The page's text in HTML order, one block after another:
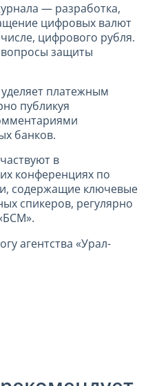
— разработка,
цифровых валют
цифрового рубля.
вопросы защиты
платежным
публикуя
банков.
в
конференциях по
содержащие ключевые
спикеров, регулярно
агентства «Урал-